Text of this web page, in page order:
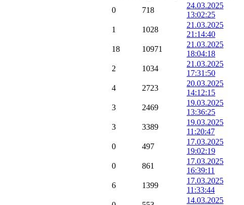
0 718
24.03.2025
13:02:25
1 1028
21.03.2025
21:14:40
18 10971
21.03.2025
18:04:18
2 1034
21.03.2025
17:31:50
4 2723
20.03.2025
14:12:15
3 2469
19.03.2025
13:36:25
3 3389
19.03.2025
11:20:47
0 497
17.03.2025
19:02:19
0 861
17.03.2025
16:39:11
6 1399
17.03.2025
11:33:44
14.03.2025